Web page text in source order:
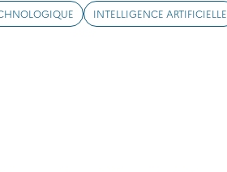
INTELLIGENCE ARTIFICIELLE